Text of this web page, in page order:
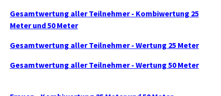
Gesamtwertung aller Teilnehmer - Kombiwertung 25
Meter und 50 Meter
Gesamtwertung aller Teilnehmer - Wertung 25 Meter
Gesamtwertung aller Teilnehmer - Wertung 50 Meter